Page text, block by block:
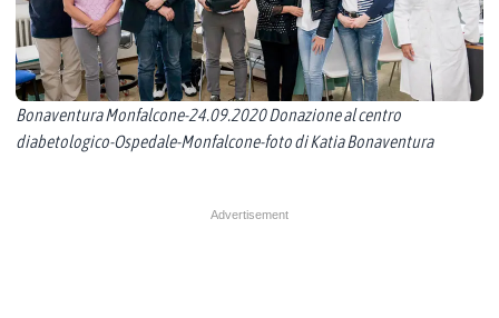
Bonaventura Monfalcone-24.09.2020 Donazione al centro
diabetologico-Ospedale-Monfalcone-foto di Katia Bonaventura